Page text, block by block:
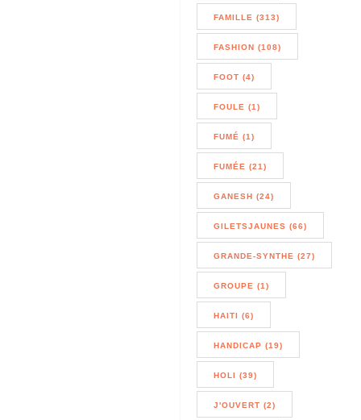
FAMILLE (313)
FASHION (108)
FOOT (4)
FOULE (1)
FUMÉ (1)
FUMÉE (21)
GANESH (24)
GILETSJAUNES (66)
GRANDE-SYNTHE (27)
GROUPE (1)
HAITI (6)
HANDICAP (19)
HOLI (39)
J'OUVERT (2)